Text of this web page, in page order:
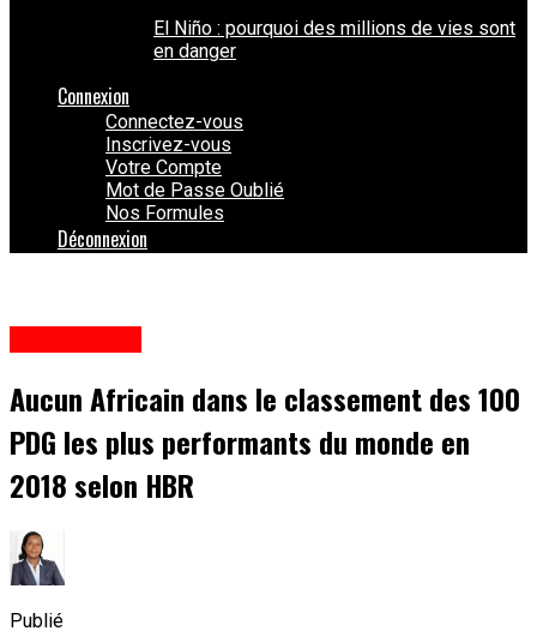
El Niño : pourquoi des millions de vies sont
en danger
Connexion
Connectez-vous
Inscrivez-vous
Votre Compte
Mot de Passe Oublié
Nos Formules
Déconnexion
Aucun Africain dans le classement des 100
PDG les plus performants du monde en
2018 selon HBR
Publié